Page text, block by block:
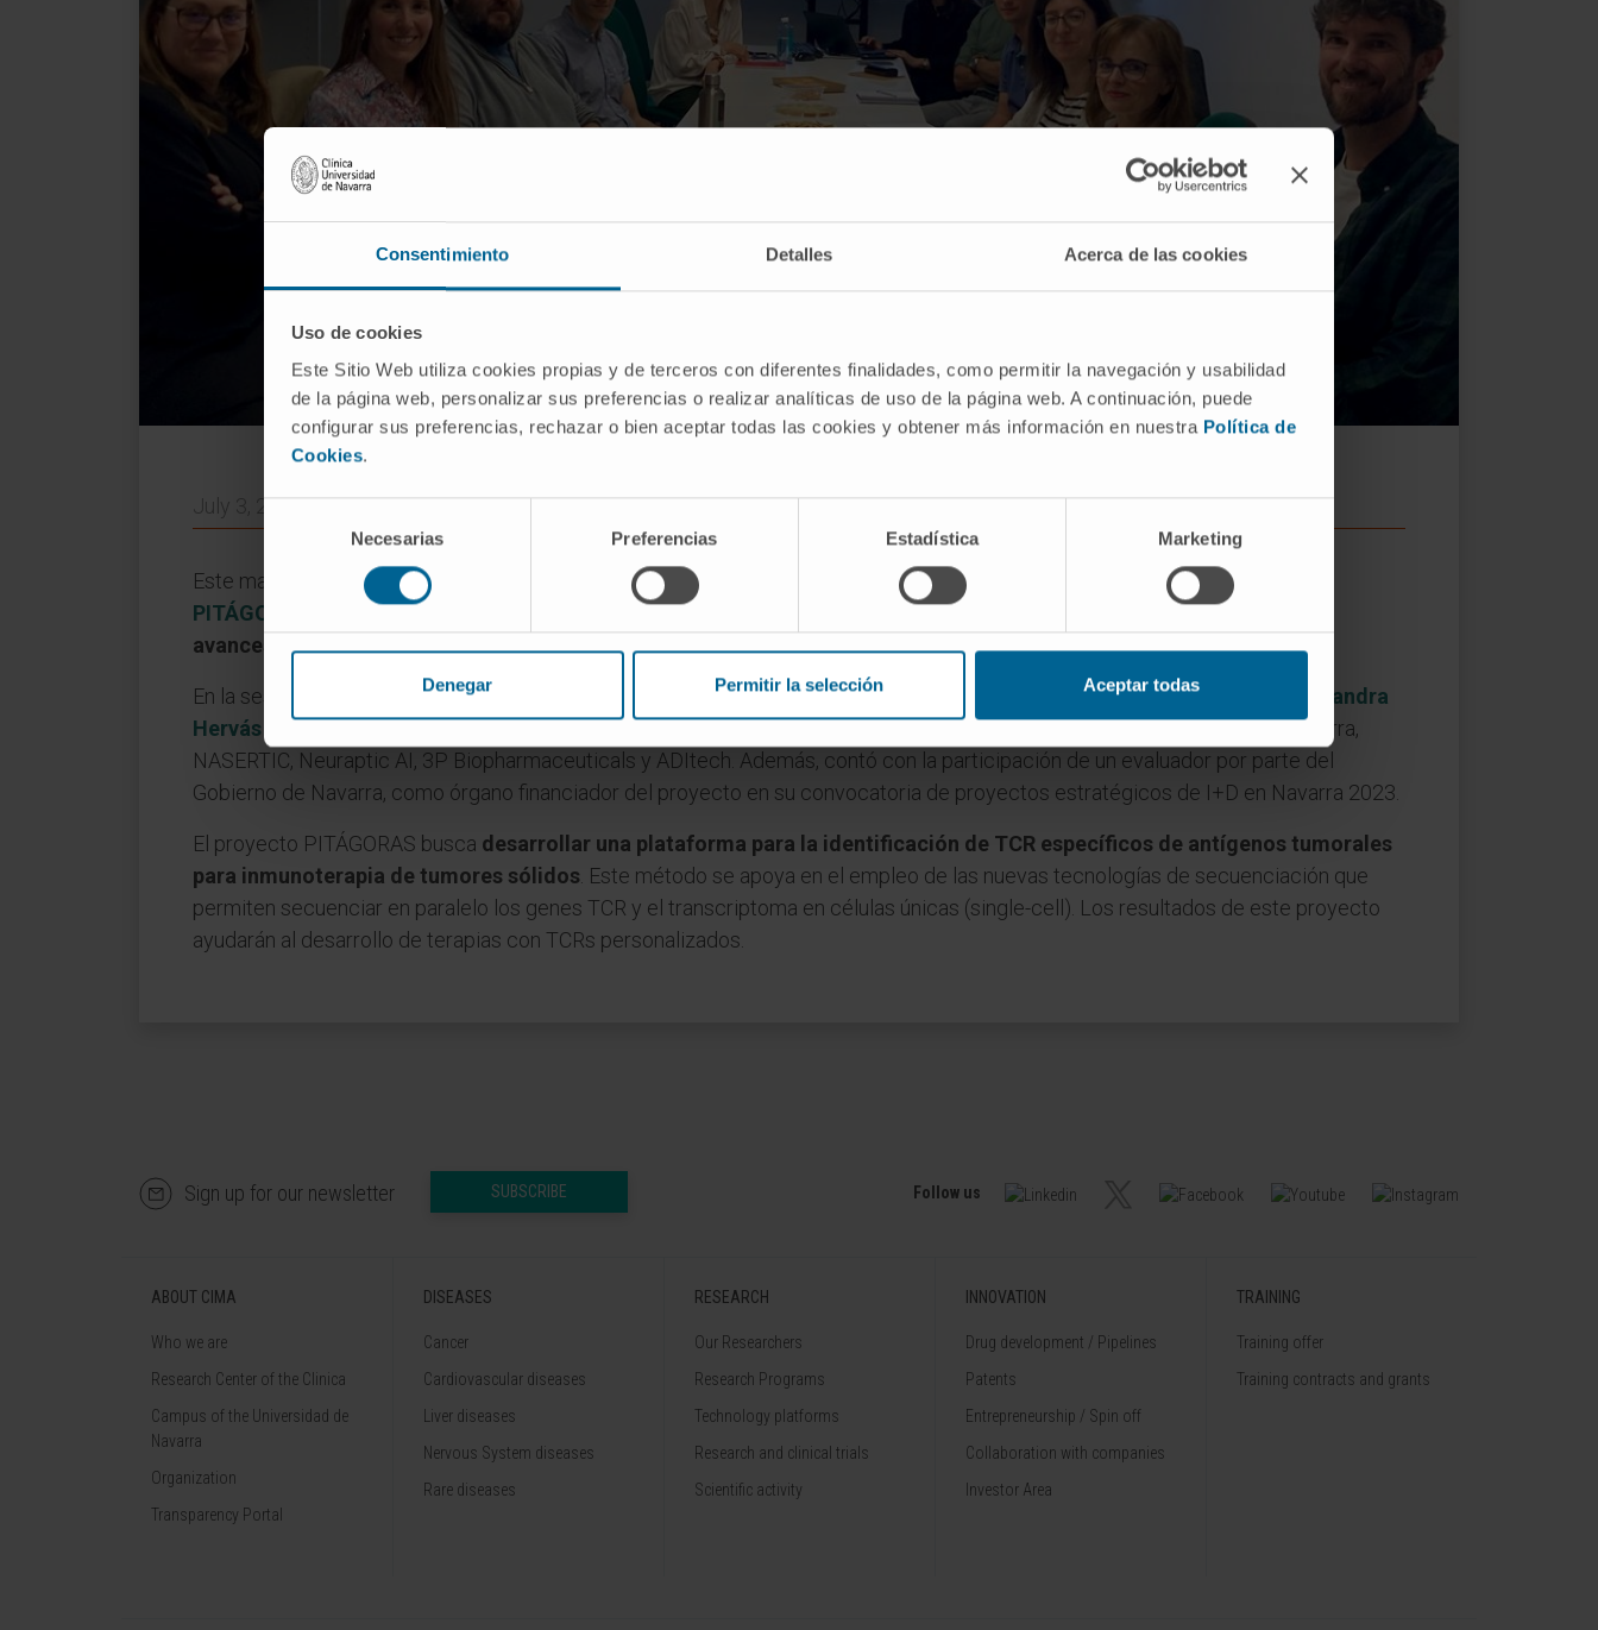
Consentimiento Detalles Acerca de las cookies
Uso de cookies
Este Sitio Web utiliza cookies propias y de terceros con diferentes finalidades, como permitir la navegación y usabilidad
de la página web, personalizar sus preferencias o realizar analíticas de uso de la página web. A continuación, puede
configurar sus preferencias, rechazar o bien aceptar todas las cookies y obtener más información en nuestra Política de
Cookies.
consentimiento
Necesarias Preferencias Estadística Marketing
Denegar Permitir la selección Aceptar todas
Integrantes del equipo de trabajo mantuvieron una reunión para poner en común los avances realizados.
July 3, 2024
Este martes, 2 de julio, se celebró en el Cima Universidad de Navarra la
reunión de seguimiento del proyecto estratégico
PITÁGORAS
correspondiente a su primera anualidad
y donde los miembros del equipo de trabajo pusieron en común los
avances
realizados hasta ahora.
En la sesión participaron diversos representantes del equipo de investigación que está coordinado por el Cima, con la
Dra. Sandra
Hervás
a la cabeza, en colaboración con la Clínica Universidad de Navarra, Navarrabiomed, el Hospital Universitario de Navarra,
NASERTIC, Neuraptic AI, 3P Biopharmaceuticals y ADItech. Además, contó con la participación de un evaluador por parte del
Gobierno de Navarra, como órgano financiador del proyecto en su convocatoria de proyectos estratégicos de I+D en Navarra 2023.
El proyecto PITÁGORAS busca desarrollar una plataforma para la identificación de TCR específicos de antígenos tumorales
para inmunoterapia de tumores sólidos. Este método se apoya en el empleo de las nuevas tecnologías de secuenciación que
permiten secuenciar en paralelo los genes TCR y el transcriptoma en células únicas (single-cell). Los resultados de este proyecto
ayudarán al desarrollo de terapias con TCRs personalizados.
Sign up for our newsletter SUBSCRIBE Follow us
ABOUT CIMA
Who we are
Research Center of the Clinica
Campus of the Universidad de
Navarra
Organization
Transparency Portal
DISEASES
Cancer
Cardiovascular diseases
Liver diseases
Nervous System diseases
Rare diseases
RESEARCH
Our Researchers
Research Programs
Technology platforms
Research and clinical trials
Scientific activity
INNOVATION
Drug development / Pipelines
Patents
Entrepreneurship / Spin off
Collaboration with companies
Investor Area
TRAINING
Training offer
Training contracts and grants